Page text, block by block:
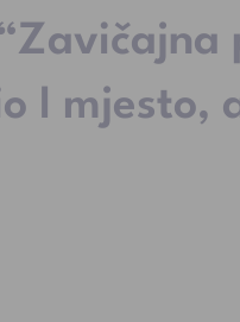
I mjesto,